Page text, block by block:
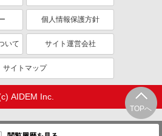
TOPへ
個人情報保護方針
いて サイト運営会社
サイトマップ
AIDEM Inc.